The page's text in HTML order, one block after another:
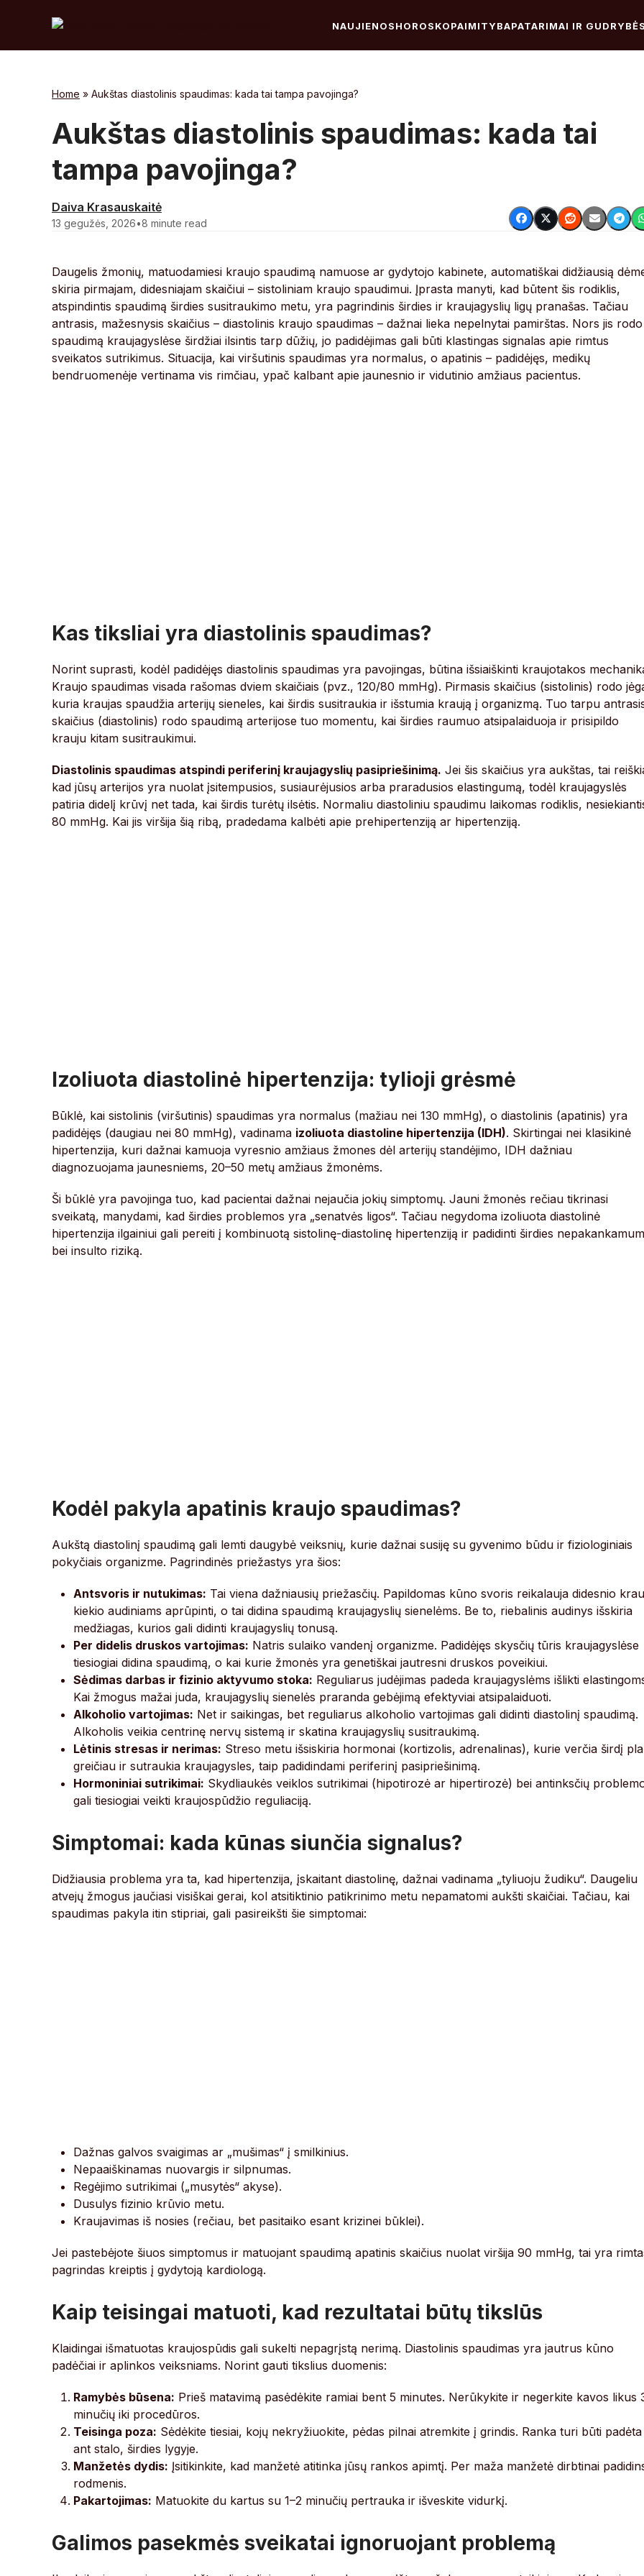
NAUJIENOSHOROSKOPAIMITYBAPATARIMAI IR
Home » Aukštas diastolinis spaudimas: kada tai tampa pavojinga?
Aukštas diastolinis spaudimas: kada tai
tampa pavojinga?
Daiva Krasauskaitė
13 gegužės, 2026•8 minute read
Daugelis žmonių, matuodamiesi kraujo spaudimą namuose ar gydytojo kabinete, automatiškai didžiausią
skiria pirmajam, didesniajam skaičiui – sistoliniam kraujo spaudimui. Įprasta manyti, kad būtent šis rodiklis,
atspindintis spaudimą širdies susitraukimo metu, yra pagrindinis širdies ir kraujagyslių ligų pranašas. Tačiau
antrasis, mažesnysis skaičius – diastolinis kraujo spaudimas – dažnai lieka nepelnytai pamirštas. Nors jis rodo
spaudimą kraujagyslėse širdžiai ilsintis tarp dūžių, jo padidėjimas gali būti klastingas signalas apie rimtus
sveikatos sutrikimus. Situacija, kai viršutinis spaudimas yra normalus, o apatinis – padidėjęs, medikų
bendruomenėje vertinama vis rimčiau, ypač kalbant apie jaunesnio ir vidutinio amžiaus pacientus.
Kas tiksliai yra diastolinis spaudimas?
Norint suprasti, kodėl padidėjęs diastolinis spaudimas yra pavojingas, būtina išsiaiškinti kraujotakos
Kraujo spaudimas visada rašomas dviem skaičiais (pvz., 120/80 mmHg). Pirmasis skaičius (sistolinis) rodo
kuria kraujas spaudžia arterijų sieneles, kai širdis susitraukia ir išstumia kraują į organizmą. Tuo tarpu
skaičius (diastolinis) rodo spaudimą arterijose tuo momentu, kai širdies raumuo atsipalaiduoja ir prisipildo
krauju kitam susitraukimui.
Diastolinis spaudimas atspindi periferinį kraujagyslių pasipriešinimą. Jei šis skaičius yra aukštas, tai
kad jūsų arterijos yra nuolat įsitempusios, susiaurėjusios arba praradusios elastingumą, todėl kraujagyslės
patiria didelį krūvį net tada, kai širdis turėtų ilsėtis. Normaliu diastoliniu spaudimu laikomas rodiklis,
80 mmHg. Kai jis viršija šią ribą, pradedama kalbėti apie prehipertenziją ar hipertenziją.
Izoliuota diastolinė hipertenzija: tylioji grėsmė
Būklė, kai sistolinis (viršutinis) spaudimas yra normalus (mažiau nei 130 mmHg), o diastolinis (apatinis) yra
padidėjęs (daugiau nei 80 mmHg), vadinama izoliuota diastoline hipertenzija (IDH). Skirtingai nei klasikinė
hipertenzija, kuri dažnai kamuoja vyresnio amžiaus žmones dėl arterijų standėjimo, IDH dažniau
diagnozuojama jaunesniems, 20–50 metų amžiaus žmonėms.
Ši būklė yra pavojinga tuo, kad pacientai dažnai nejaučia jokių simptomų. Jauni žmonės rečiau tikrinasi
sveikatą, manydami, kad širdies problemos yra „senatvės ligos“. Tačiau negydoma izoliuota diastolinė
hipertenzija ilgainiui gali pereiti į kombinuotą sistolinę-diastolinę hipertenziją ir padidinti širdies
bei insulto riziką.
Kodėl pakyla apatinis kraujo spaudimas?
Aukštą diastolinį spaudimą gali lemti daugybė veiksnių, kurie dažnai susiję su gyvenimo būdu ir fiziologiniais
pokyčiais organizme. Pagrindinės priežastys yra šios:
Antsvoris ir nutukimas: Tai viena dažniausių priežasčių. Papildomas kūno svoris reikalauja didesnio
kiekio audiniams aprūpinti, o tai didina spaudimą kraujagyslių sienelėms. Be to, riebalinis audinys išskiria
medžiagas, kurios gali didinti kraujagyslių tonusą.
Per didelis druskos vartojimas: Natris sulaiko vandenį organizme. Padidėjęs skysčių tūris kraujagyslėse
tiesiogiai didina spaudimą, o kai kurie žmonės yra genetiškai jautresni druskos poveikiui.
Sėdimas darbas ir fizinio aktyvumo stoka: Reguliarus judėjimas padeda kraujagyslėms išlikti
Kai žmogus mažai juda, kraujagyslių sienelės praranda gebėjimą efektyviai atsipalaiduoti.
Alkoholio vartojimas: Net ir saikingas, bet reguliarus alkoholio vartojimas gali didinti diastolinį spaudimą.
Alkoholis veikia centrinę nervų sistemą ir skatina kraujagyslių susitraukimą.
Lėtinis stresas ir nerimas: Streso metu išsiskiria hormonai (kortizolis, adrenalinas), kurie verčia širdį
greičiau ir sutraukia kraujagysles, taip padidindami periferinį pasipriešinimą.
Hormoniniai sutrikimai: Skydliaukės veiklos sutrikimai (hipotirozė ar hipertirozė) bei antinksčių
gali tiesiogiai veikti kraujospūdžio reguliaciją.
Simptomai: kada kūnas siunčia signalus?
Didžiausia problema yra ta, kad hipertenzija, įskaitant diastolinę, dažnai vadinama „tyliuoju žudiku“. Daugeliu
atvejų žmogus jaučiasi visiškai gerai, kol atsitiktinio patikrinimo metu nepamatomi aukšti skaičiai. Tačiau, kai
spaudimas pakyla itin stipriai, gali pasireikšti šie simptomai:
Dažnas galvos svaigimas ar „mušimas“ į smilkinius.
Nepaaiškinamas nuovargis ir silpnumas.
Regėjimo sutrikimai („musytės“ akyse).
Dusulys fizinio krūvio metu.
Kraujavimas iš nosies (rečiau, bet pasitaiko esant krizinei būklei).
Jei pastebėjote šiuos simptomus ir matuojant spaudimą apatinis skaičius nuolat viršija 90 mmHg, tai yra
pagrindas kreiptis į gydytoją kardiologą.
Kaip teisingai matuoti, kad rezultatai būtų tikslūs
Klaidingai išmatuotas kraujospūdis gali sukelti nepagrįstą nerimą. Diastolinis spaudimas yra jautrus kūno
padėčiai ir aplinkos veiksniams. Norint gauti tikslius duomenis:
Ramybės būsena: Prieš matavimą pasėdėkite ramiai bent 5 minutes. Nerūkykite ir negerkite kavos likus
minučių iki procedūros.
Teisinga poza: Sėdėkite tiesiai, kojų nekryžiuokite, pėdas pilnai atremkite į grindis. Ranka turi būti padėta
ant stalo, širdies lygyje.
Manžetės dydis: Įsitikinkite, kad manžetė atitinka jūsų rankos apimtį. Per maža manžetė dirbtinai
rodmenis.
Pakartojimas: Matuokite du kartus su 1–2 minučių pertrauka ir išveskite vidurkį.
Galimos pasekmės sveikatai ignoruojant problemą